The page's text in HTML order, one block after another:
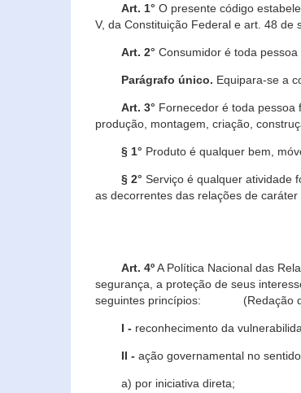
Art. 1° O presente código
V, da Constituição Federal e art. 48 de
Art. 2° Consumidor é toda
Parágrafo único. Equipara-se a
Art. 3° Fornecedor é toda pessoa
produção, montagem, criação,
§ 1° Produto é qualquer bem,
§ 2° Serviço é qualquer atividade
as decorrentes das relações de caráter
Art. 4ºA Política Nacional das
segurança, a proteção de seus
seguintes princípios: (Redação
I - reconhecimento da
II - ação governamental no
a) por iniciativa direta;